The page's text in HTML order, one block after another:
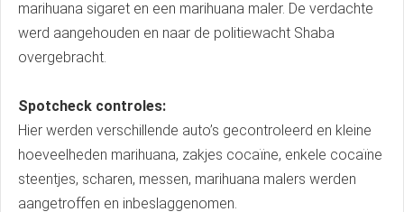
marihuana sigaret en een marihuana maler. De verdachte
werd aangehouden en naar de politiewacht Shaba
overgebracht.
Spotcheck controles:
Hier werden verschillende auto’s gecontroleerd en kleine
hoeveelheden marihuana, zakjes cocaïne, enkele cocaïne
steentjes, scharen, messen, marihuana malers werden
aangetroffen en inbeslaggenomen.